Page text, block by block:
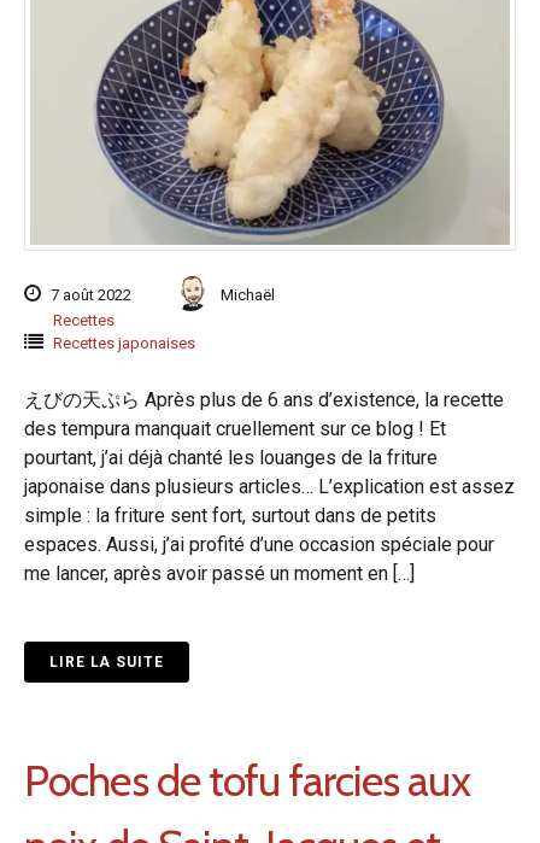
7 août 2022
Michaël
Recettes
Recettes japonaises
えびの天ぷら Après plus de 6 ans d’existence, la recette
des tempura manquait cruellement sur ce blog ! Et
pourtant, j’ai déjà chanté les louanges de la friture
japonaise dans plusieurs articles… L’explication est assez
simple : la friture sent fort, surtout dans de petits
espaces. Aussi, j’ai profité d’une occasion spéciale pour
me lancer, après avoir passé un moment en […]
LIRE LA SUITE
Poches de tofu farcies aux